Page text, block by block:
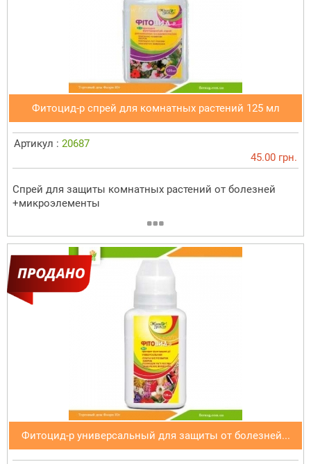
Фитоцид-р спрей для комнатных растений 125 мл
Артикул : 20687
45.00 грн.
Спрей для защиты комнатных растений от болезней
+микроэлементы
Фитоцид-р универсальный для защиты от болезней...